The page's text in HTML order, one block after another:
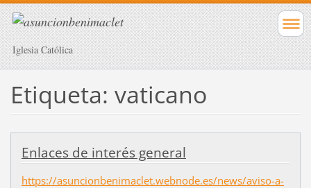
Iglesia Católica
Etiqueta: vaticano
Enlaces de interés general
https://asuncionbenimaclet.webnode.es/news/aviso-a-